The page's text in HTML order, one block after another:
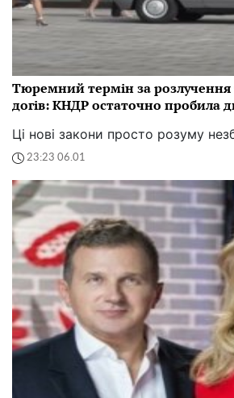
Тюремний термін за розлучення
догів: КНДР остаточно пробила
Ці нові закони просто розуму
23:23 06.01